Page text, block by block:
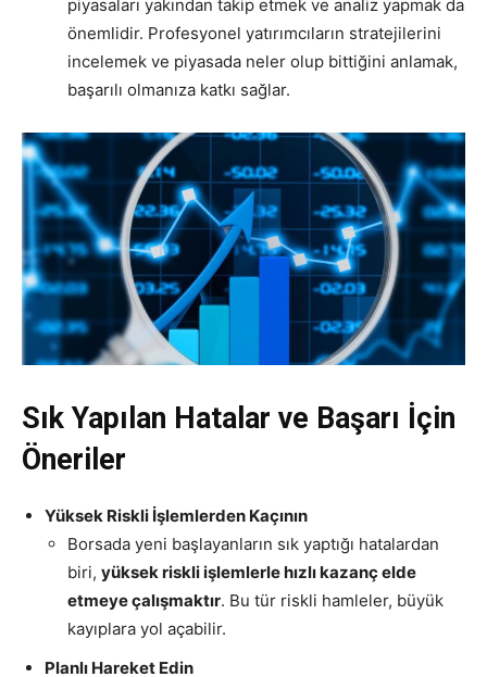
piyasaları yakından takip etmek ve analiz yapmak da
önemlidir. Profesyonel yatırımcıların stratejilerini
incelemek ve piyasada neler olup bittiğini anlamak,
başarılı olmanıza katkı sağlar.
Sık Yapılan Hatalar ve Başarı İçin
Öneriler
Yüksek Riskli İşlemlerden Kaçının
Borsada yeni başlayanların sık yaptığı hatalardan
biri, yüksek riskli işlemlerle hızlı kazanç elde
etmeye çalışmaktır. Bu tür riskli hamleler, büyük
kayıplara yol açabilir.
Planlı Hareket Edin